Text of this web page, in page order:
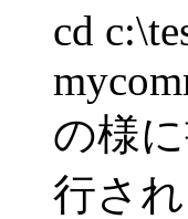
cd
の様
行さ